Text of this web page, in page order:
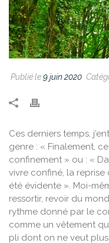
Publié le9 juin 2020
Ces derniers temps,
genre : « Finalement,
confinement » ou : «
vivre confiné, la reprise
été évidente ». Moi-
ressortir, revoir du
rythme donné par le
comme un vêtement
pli dont on ne veut